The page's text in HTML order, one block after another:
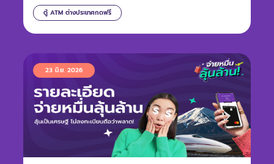
ตู้ ATM ต่างประเทศกดฟรี
23 มิ.ย. 2026